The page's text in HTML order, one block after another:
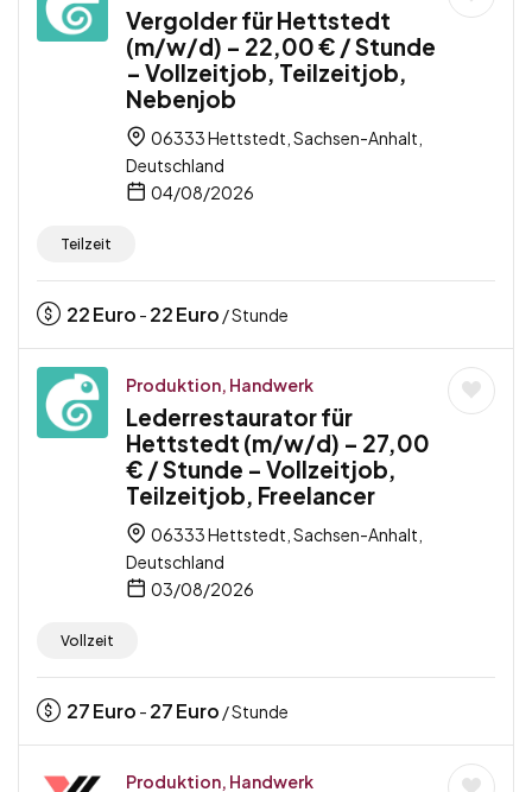
Vergolder für Hettstedt
(m/w/d) – 22,00 € / Stunde
– Vollzeitjob, Teilzeitjob,
Nebenjob
06333 Hettstedt, Sachsen-Anhalt,
Deutschland
04/08/2026
Teilzeit
22Euro - 22Euro / Stunde
Produktion, Handwerk
Lederrestaurator für
Hettstedt (m/w/d) – 27,00
€ / Stunde – Vollzeitjob,
Teilzeitjob, Freelancer
06333 Hettstedt, Sachsen-Anhalt,
Deutschland
03/08/2026
Vollzeit
27Euro - 27Euro / Stunde
Produktion, Handwerk